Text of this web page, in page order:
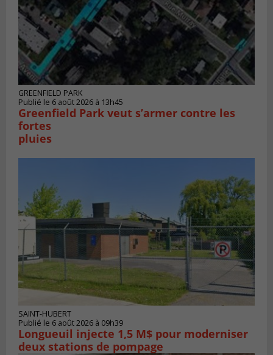
GREENFIELD PARK
Publié le 6 août 2026 à 13h45
Greenfield Park veut s’armer contre les
fortes
pluies
SAINT-HUBERT
Publié le 6 août 2026 à 09h39
Longueuil injecte 1,5 M$ pour moderniser
deux stations de pompage